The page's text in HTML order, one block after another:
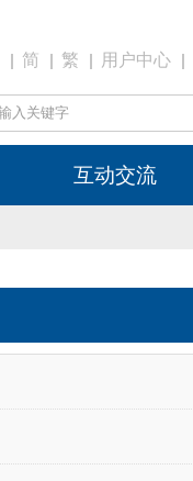
简 繁 用户中心
互动交流